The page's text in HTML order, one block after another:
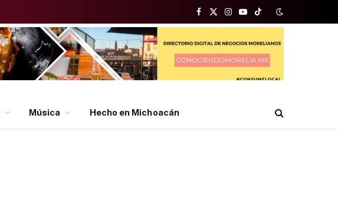
Facebook
X
(Twitter)
Instagram
YouTubeTikTok
Música Hecho en Michoacán